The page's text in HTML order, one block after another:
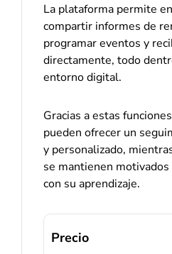
La plataforma permite
compartir informes de
programar eventos y
directamente, todo
entorno digital.
Gracias a estas
pueden ofrecer un
y personalizado,
se mantienen
con su aprendizaje.
Precio